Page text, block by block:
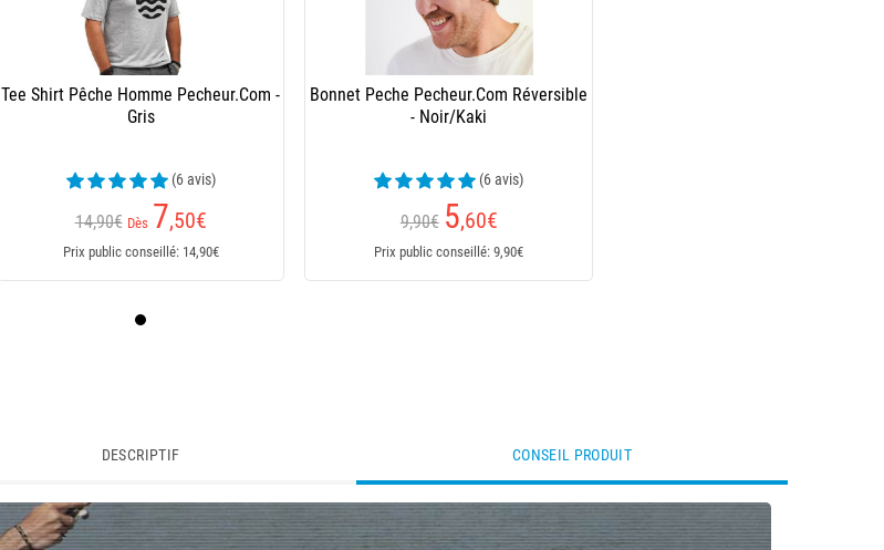
Tee Shirt Pêche Homme Pecheur.Com -
Gris
(6 avis)
14,90€ Dès 7,50€
Prix public conseillé: 14,90€
Bonnet Peche Pecheur.Com Réversible
- Noir/Kaki
(6 avis)
9,90€ 5,60€
Prix public conseillé: 9,90€
DESCRIPTIF CONSEIL PRODUIT